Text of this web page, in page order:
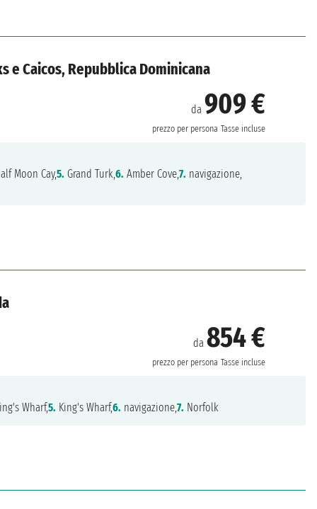
e Caicos, Repubblica Dominicana
da 909 €
prezzo per persona Tasse incluse
Moon Cay,5. Grand Turk,6. Amber Cove,7. navigazione,
da854 €
prezzo per persona Tasse incluse
Wharf,5. King's Wharf,6. navigazione,7. Norfolk